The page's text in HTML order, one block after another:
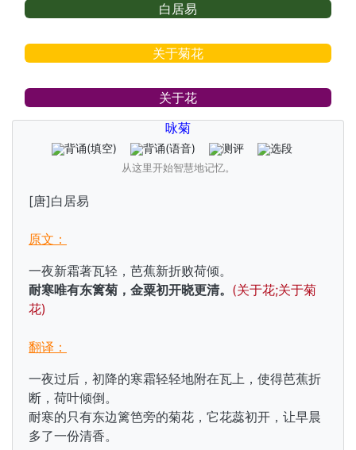
白居易
关于菊花
关于花
咏菊
背诵(填空) 背诵(语音) 测评 选段
从这里开始智慧地记忆。
[唐]白居易
原文：
一夜新霜著瓦轻，芭蕉新折败荷倾。
耐寒唯有东篱菊，金粟初开晓更清。 (关于花;关于菊
花)
翻译：
一夜过后，初降的寒霜轻轻地附在瓦上，使得芭蕉折
断，荷叶倾倒。
耐寒的只有东边篱笆旁的菊花，它花蕊初开，让早晨
多了一份清香。